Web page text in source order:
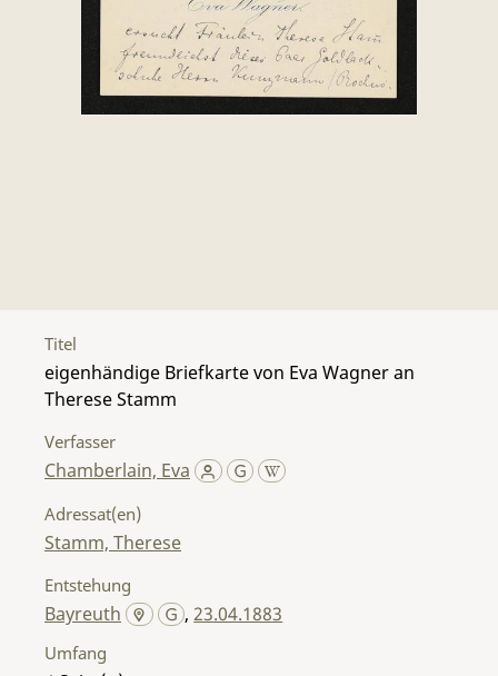
Titel
eigenhändige Briefkarte von Eva Wagner an
Therese Stamm
Verfasser
Chamberlain, Eva
Adressat(en)
Stamm, Therese
Entstehung
Bayreuth ,23.04.1883
Umfang